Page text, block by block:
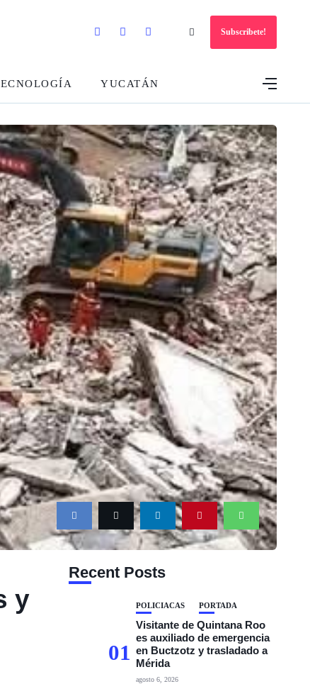
Subscribete!
YUCATÁN
y
Recent Posts
01
POLICIACAS PORTADA
Visitante de Quintana Roo
es auxiliado de emergencia
en Buctzotz y trasladado a
Mérida
agosto 6, 2026